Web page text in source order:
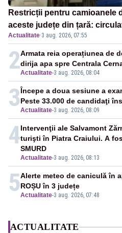
Restricții pentru camioanele
aceste județe din țară:
între orele 12:00 și 20:00
Actualitate·3 aug. 2026, 07:55
2Actualitate-3 aug. 2026, 08:04
Armata reia operațiunea de
dirija apa spre Centrala
3Actualitate-3 aug. 2026, 08:09
Începe a doua sesiune a
Peste 33.000 de candidaţi
4
Actualitate-3 aug. 2026, 08:13
Intervenţii ale Salvamont
turişti în Piatra Craiului. A
SMURD
5Actualitate-3 aug. 2026, 07:48
Alerte meteo de caniculă în
ROȘU în 3 județe
ACTUALITATE